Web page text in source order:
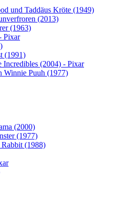
und Taddäus Kröte (1949)
(2013)
(1963)
Pixar
(1991)
(2004) - Pixar
Winnie Puuh (1977)
(2000)
(1977)
(1988)